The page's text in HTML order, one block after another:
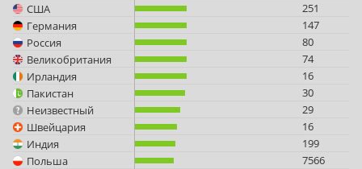
США
251
Германия
147
Россия
80
Великобритания
74
Ирландия
16
Пакистан
30
Неизвестный
29
Швейцария
16
Индия
199
Польша
7566